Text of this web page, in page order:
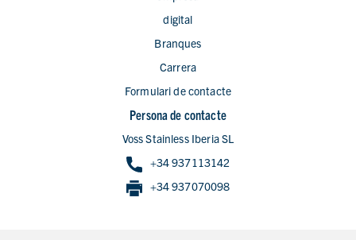
digital
Branques
Carrera
Formulari de contacte
Persona de contacte
Voss Stainless Iberia SL
+34 937113142
+34 937070098